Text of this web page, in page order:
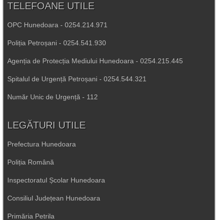
TELEFOANE UTILE
OPC Hunedoara - 0254.214.971
Poliția Petroșani - 0254.541.930
Agenția de Protecția Mediului Hunedoara - 0254.215.445
Spitalul de Urgență Petroșani - 0254.544.321
Număr Unic de Urgență - 112
LEGĂTURI UTILE
Prefectura Hunedoara
Poliția Română
Inspectoratul Școlar Hunedoara
Consiliul Județean Hunedoara
Primăria Petrila